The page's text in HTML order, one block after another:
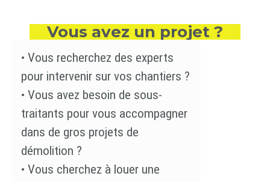
Vous avez un projet ?
• Vous recherchez des experts
pour intervenir sur vos chantiers ?
• Vous avez besoin de sous-
traitants pour vous accompagner
dans de gros projets de
démolition ?
• Vous cherchez à louer une